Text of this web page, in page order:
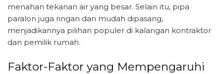
menahan tekanan air yang besar. Selain itu, pipa
paralon juga ringan dan mudah dipasang,
menjadikannya pilihan populer di kalangan kontraktor
dan pemilik rumah.
Faktor-Faktor yang Mempengaruhi